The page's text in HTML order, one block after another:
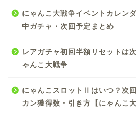
にゃんこ大戦争イベントカレン
中ガチャ・次回予定まとめ
レアガチャ初回半額リセットは
ゃんこ大戦争
にゃんこスロットⅡはいつ？次
カン獲得数・引き方【にゃんこ大